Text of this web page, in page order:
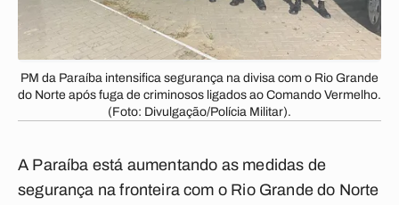
PM da Paraíba intensifica segurança na divisa com o Rio Grande
do Norte após fuga de criminosos ligados ao Comando Vermelho.
(Foto: Divulgação/Polícia Militar).
A Paraíba está aumentando as medidas de
segurança na fronteira com o Rio Grande do Norte